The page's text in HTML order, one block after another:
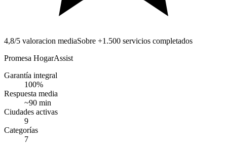
4,8/5 valoracion mediaSobre +1.500 servicios completados
Promesa HogarAssist
Garantía integral
100%
Respuesta media
~90 min
Ciudades activas
9
Categorías
7